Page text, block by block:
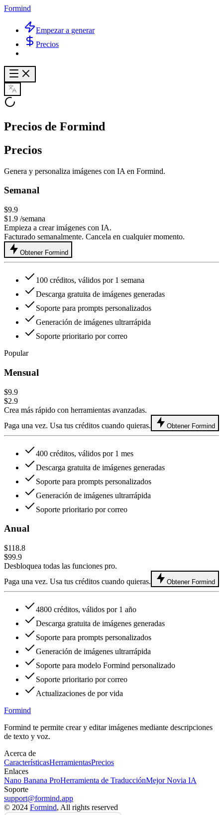
Formind
Empezar a generar
Precios
Precios de Formind
Precios
Genera y personaliza imágenes con IA en Formind.
Semanal
$9.9
$1.9 /semana
Empieza a crear imágenes con IA.
Facturado semanalmente. Cancela en cualquier momento.
Obtener Formind
100 créditos, válidos por 1 semana
Descarga gratuita de imágenes generadas
Soporte para prompts personalizados
Generación de imágenes ultrarrápida
Soporte prioritario por correo
Popular
Mensual
$9.9
$2.9
Crea más rápido con herramientas avanzadas.
Paga una vez. Usa tus créditos cuando quieras.
Obtener Formind
400 créditos, válidos por 1 mes
Descarga gratuita de imágenes generadas
Soporte para prompts personalizados
Generación de imágenes ultrarrápida
Soporte prioritario por correo
Anual
$118.8
$99.9
Desbloquea todas las funciones pro.
Paga una vez. Usa tus créditos cuando quieras.
Obtener Formind
4800 créditos, válidos por 1 año
Descarga gratuita de imágenes generadas
Soporte para prompts personalizados
Generación de imágenes ultrarrápida
Soporte para modelo Formind personalizado
Soporte prioritario por correo
Actualizaciones de por vida
Formind
Formind te permite crear y editar imágenes mediante descripciones
de texto y voz.
Acerca de
CaracterísticasHerramientasPrecios
Enlaces
Nano Banana ProHerramienta de TraducciónMejor Novia IA
Soporte
support@formind.app
© 2024 Formind, All rights reserved